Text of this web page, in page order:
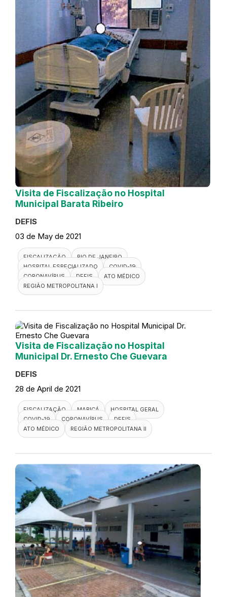
Visita de Fiscalização no Hospital
Municipal Barata Ribeiro
DEFIS
03 de May de 2021
FISCALIZAÇÃO
RIO DE JANEIRO
HOSPITAL ESPECIALIZADO
COVID-19
CORONAVÍRUS
DEFIS
ATO MÉDICO
REGIÃO METROPOLITANA I
Visita de Fiscalização no Hospital
Municipal Dr. Ernesto Che Guevara
DEFIS
28 de April de 2021
FISCALIZAÇÃO MARICÁ
HOSPITAL GERAL
COVID-19
CORONAVÍRUS
DEFIS
ATO MÉDICO
REGIÃO METROPOLITANA II